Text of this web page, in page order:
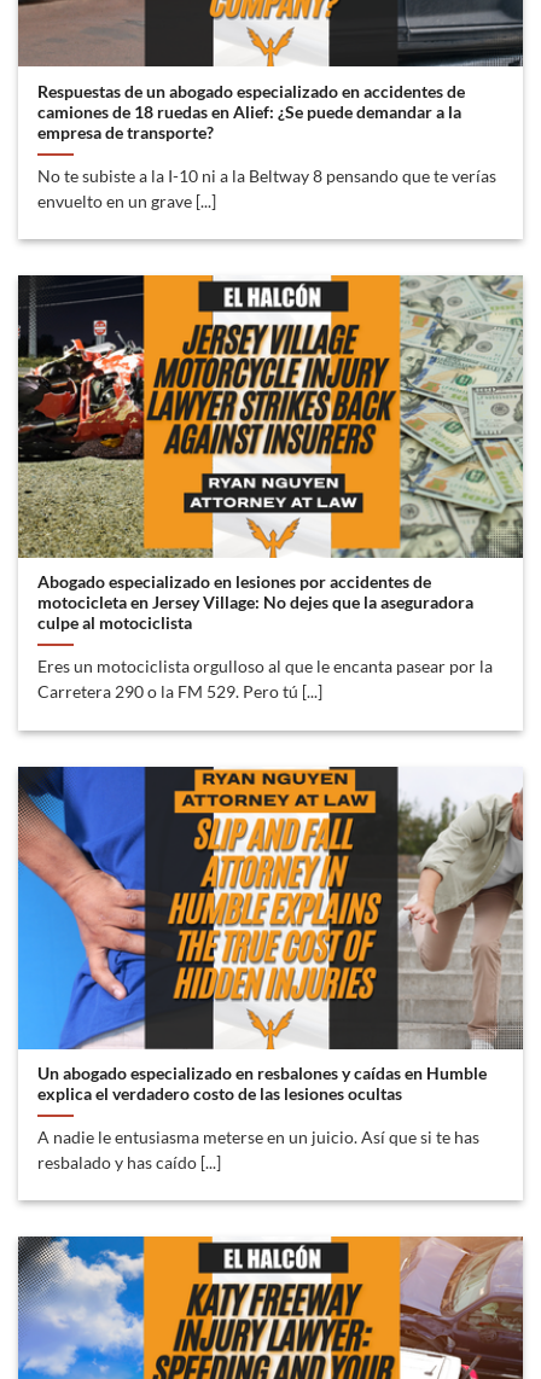
Respuestas de un abogado especializado en accidentes de
camiones de 18 ruedas en Alief: ¿Se puede demandar a la
empresa de transporte?
No te subiste a la I-10 ni a la Beltway 8 pensando que te verías
envuelto en un grave [...]
Abogado especializado en lesiones por accidentes de
motocicleta en Jersey Village: No dejes que la aseguradora
culpe al motociclista
Eres un motociclista orgulloso al que le encanta pasear por la
Carretera 290 o la FM 529. Pero tú [...]
Un abogado especializado en resbalones y caídas en Humble
explica el verdadero costo de las lesiones ocultas
A nadie le entusiasma meterse en un juicio. Así que si te has
resbalado y has caído [...]